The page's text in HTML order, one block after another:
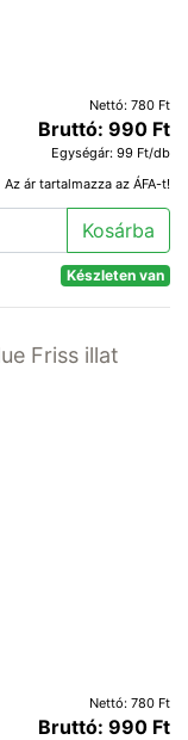
Nettó: 780 Ft
Bruttó: 990 Ft
Egységár: 99 Ft/db
Az ár tartalmazza az ÁFA-t!
Kosárba
Készleten van
Friss illat
Nettó: 780 Ft
Bruttó: 990 Ft